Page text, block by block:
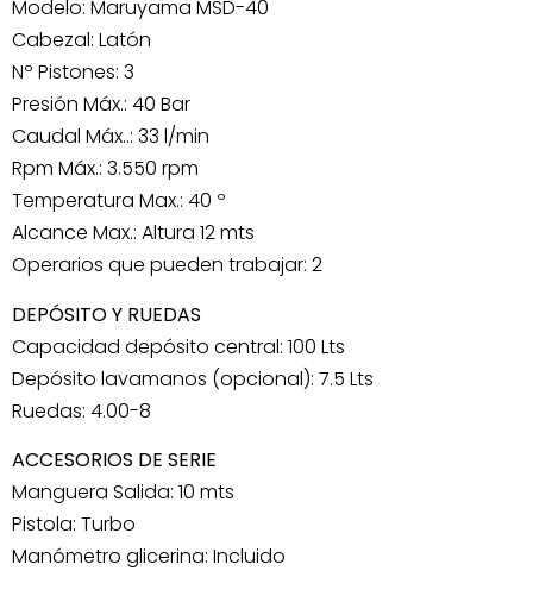
Modelo: Maruyama MSD-40
Cabezal: Latón
Nº Pistones: 3
Presión Máx.: 40 Bar
Caudal Máx..: 33 l/min
Rpm Máx.: 3.550 rpm
Temperatura Max.: 40 º
Alcance Max.: Altura 12 mts
Operarios que pueden trabajar: 2
DEPÓSITO Y RUEDAS
Capacidad depósito central: 100 Lts
Depósito lavamanos (opcional): 7.5 Lts
Ruedas: 4.00-8
ACCESORIOS DE SERIE
Manguera Salida: 10 mts
Pistola: Turbo
Manómetro glicerina: Incluido